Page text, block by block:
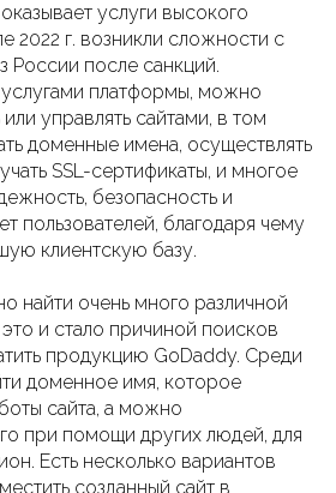
услуги высокого
2022 г. возникли сложности с
России после санкций.
платформы, можно
или управлять сайтами, в том
доменные имена, осуществлять
SSL-сертификаты, и многое
безопасность и
пользователей, благодаря чему
клиентскую базу.
найти очень много различной
и стало причиной поисков
продукцию GoDaddy. Среди
доменное имя, которое
сайта, а можно
при помощи других людей, для
Есть несколько вариантов
созданный сайт в